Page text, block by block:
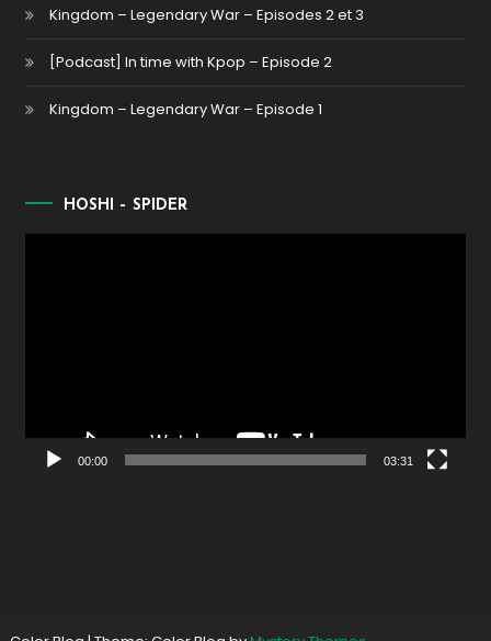
Kingdom – Legendary War – Episodes 2 et 3
[Podcast] In time with Kpop – Episode 2
Kingdom – Legendary War – Episode 1
HOSHI – SPIDER
00:00 03:31